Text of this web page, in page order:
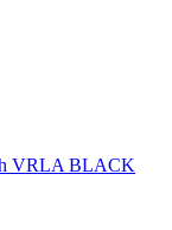
VRLA BLACK